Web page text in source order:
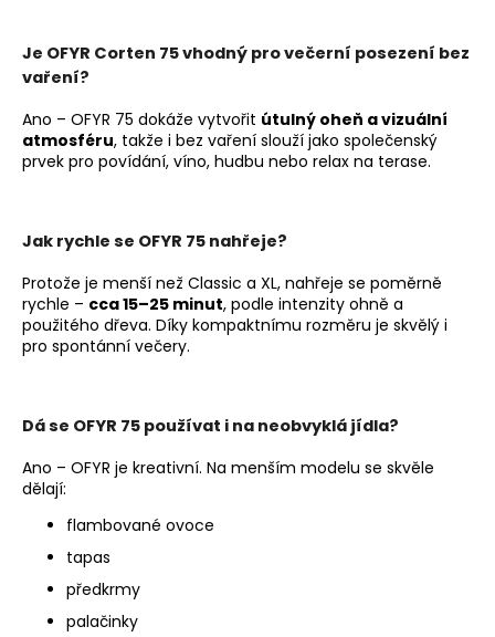
Je OFYR Corten 75 vhodný pro večerní posezení bez
vaření?
Ano – OFYR 75 dokáže vytvořit útulný oheň a vizuální
atmosféru, takže i bez vaření slouží jako společenský
prvek pro povídání, víno, hudbu nebo relax na terase.
Jak rychle se OFYR 75 nahřeje?
Protože je menší než Classic a XL, nahřeje se poměrně
rychle – cca 15–25 minut, podle intenzity ohně a
použitého dřeva. Díky kompaktnímu rozměru je skvělý i
pro spontánní večery.
Dá se OFYR 75 používat i na neobvyklá jídla?
Ano – OFYR je kreativní. Na menším modelu se skvěle
dělají:
flambované ovoce
tapas
předkrmy
palačinky